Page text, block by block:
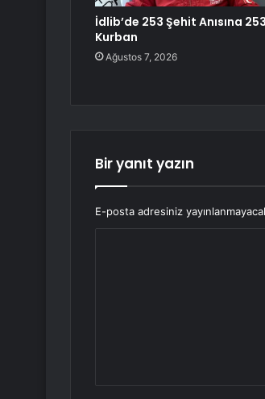
İdlib’de 253 Şehit Anısına 253
Kurban
Ağustos 7, 2026
Bir yanıt yazın
E-posta adresiniz